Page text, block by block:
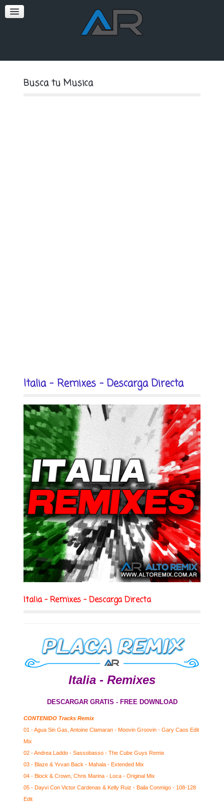
SOFT
Busca tu Musica
Italia - Remixes - Descarga Directa
Italia - Remixes - Descarga Directa
Italia - Remixes
DESCARGAR GRATIS - FREE DOWNLOAD
CONTENIDO Tracks Remix
01 - Agua Sin Gas, Antoine Clamaran - Moovin Groovin - Gary Caos Edit
Mix
02 - Andrea Laddo - Sassobasso - The Cube Guys Remix
03 - Blaze & Yvvan Back - Mahala - Extended Mix
04 - Block & Crown, Chris Marina - Loca - Original Mix
05 - Dayvi Con Victor Cardenas & Kelly Ruiz - Baila Conmigo - 108-128
Edit